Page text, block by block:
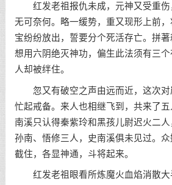
红发老祖报仇未成，元神又受重伤
无可奈何。略一缓势，重又现形上前
宝纷纷放出，誓要分个死活存亡。拼著
想用六阴绝灭神功，偏生此法须有三
人却被绊住。
忽又有破空之声由远而近，这次对
忙起戒备。来人也相继飞到，共来了
南溪只认得秦紫玲和黑孩儿尉迟火二
孙南、悟修三人，史南溪俱未见过。
截住，各显神通，斗将起来。
红发老祖眼看所炼魔火血焰消散大